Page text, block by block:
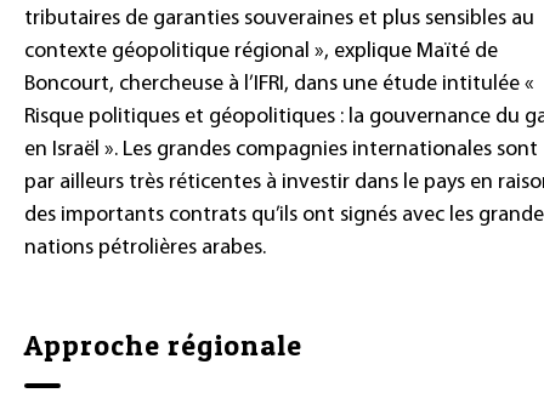
tributaires de garanties souveraines et plus sensibles au
contexte géopolitique régional », explique Maïté de
Boncourt, chercheuse à l’IFRI, dans une étude intitulée «
Risque politiques et géopolitiques : la gouvernance du
en Israël ». Les grandes compagnies internationales sont
par ailleurs très réticentes à investir dans le pays en
des importants contrats qu’ils ont signés avec les
nations pétrolières arabes.
Approche régionale